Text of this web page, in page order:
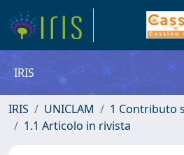
IRIS
IRIS UNICLAM
1 Contributo
1.1 Articolo in rivista